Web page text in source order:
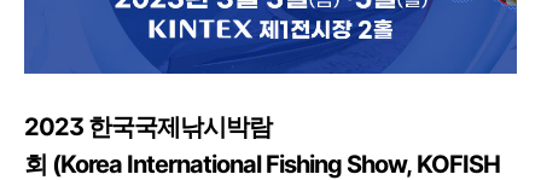
2023 한국국제낚시박람
회 (Korea International Fishing Show, KOFISH